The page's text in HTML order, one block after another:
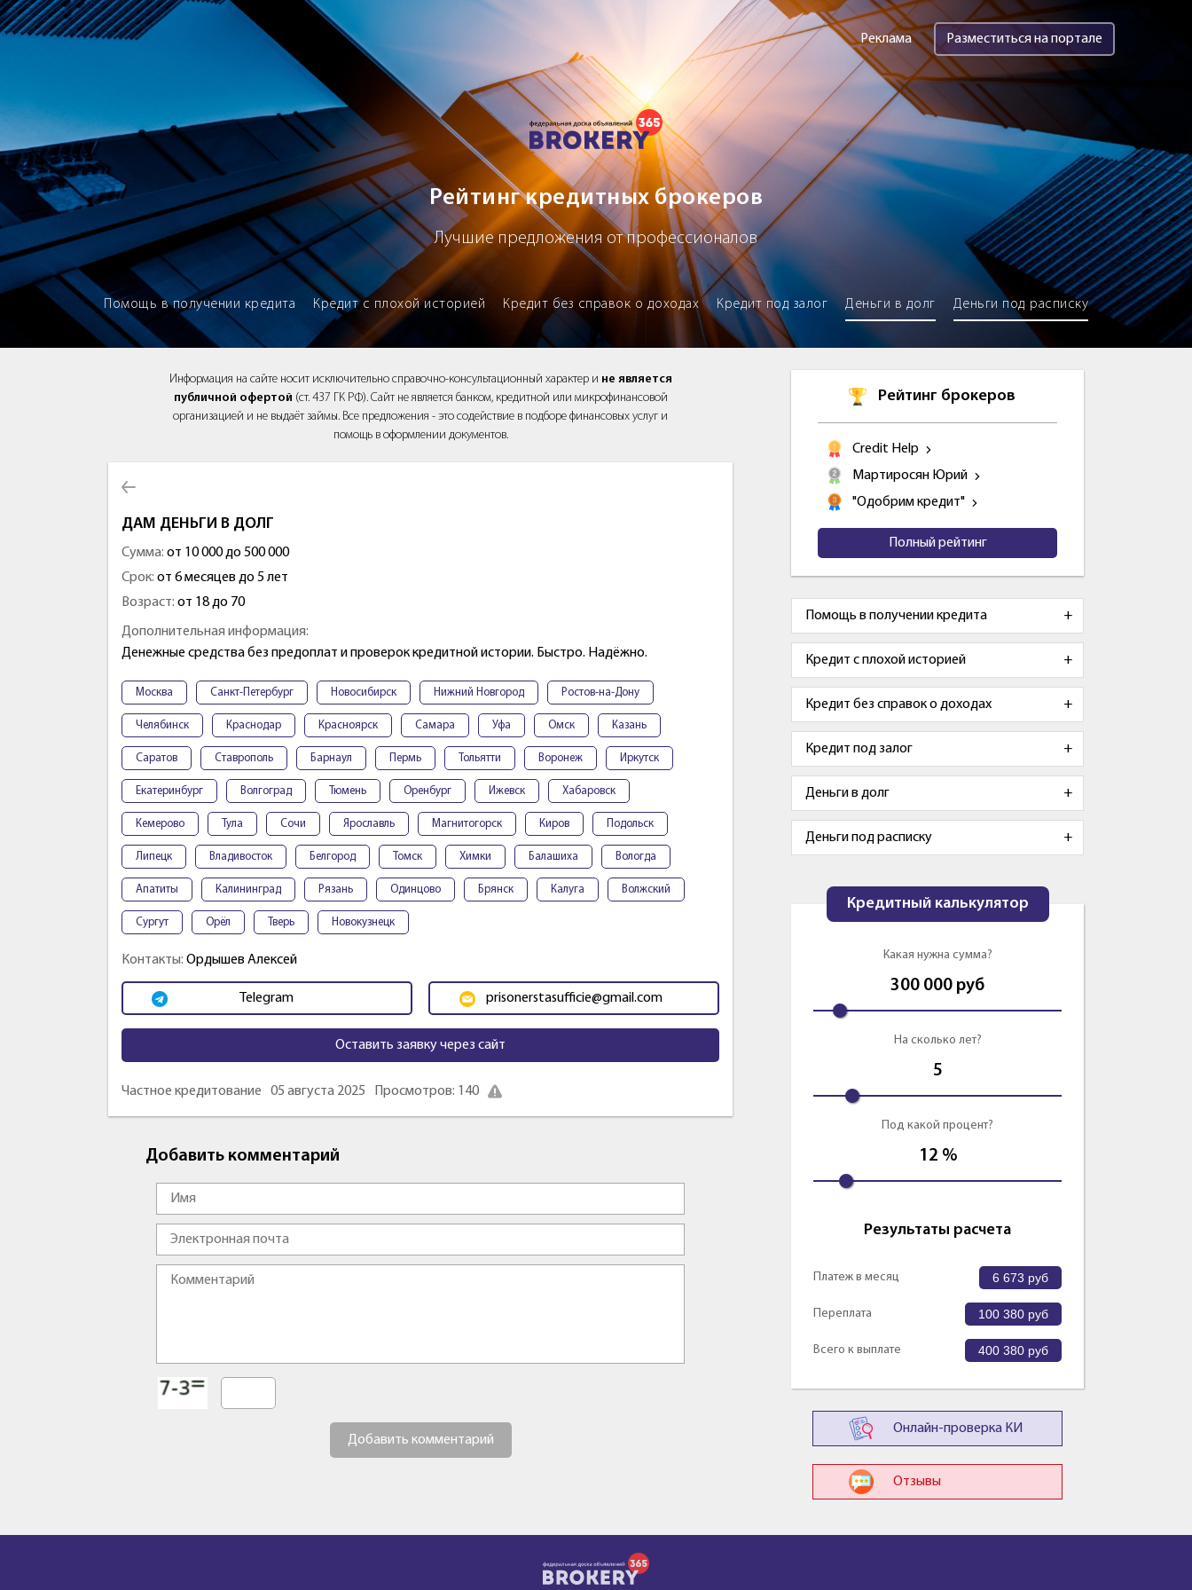
Brokery365 - Рейтинг кредитных брокеров
Реклама Разместиться на портале
Рейтинг кредитных брокеров
Лучшие предложения от профессионалов
Помощь в получении кредита Кредит с плохой историей Кредит без справок о доходах Кредит под залог Деньги в долг Деньги под расписку
Информация на сайте носит исключительно справочно-консультационный характер и не является
публичной офертой (ст. 437 ГК РФ). Сайт не является банком, кредитной или микрофинансовой
организацией и не выдаёт займы. Все предложения - это содействие в подборе финансовых услуг и
помощь в оформлении документов.
ДАМ ДЕНЬГИ В ДОЛГ
Сумма: от 10 000 до 500 000
Срок: от 6 месяцев до 5 лет
Возраст: от 18 до 70
Дополнительная информация:
Денежные средства без предоплат и проверок кредитной истории. Быстро. Надёжно.
Москва Санкт-Петербург Новосибирск Нижний Новгород Ростов-на-Дону
Челябинск Краснодар Красноярск Самара Уфа Омск Казань
Саратов Ставрополь Барнаул Пермь Тольятти Воронеж Иркутск
Екатеринбург Волгоград Тюмень Оренбург Ижевск Хабаровск
Кемерово Тула Сочи Ярославль Магнитогорск Киров Подольск
Липецк Владивосток Белгород Томск Химки Балашиха Вологда
Апатиты Калининград Рязань Одинцово Брянск Калуга Волжский
Сургут Орёл Тверь Новокузнецк
Контакты: Ордышев Алексей
Telegram prisonerstasufficie@gmail.com
Оставить заявку через сайт
Частное кредитование 05 августа 2025 Просмотров: 140
Добавить комментарий
Добавить комментарий
Рейтинг брокеров
Credit Help
Мартиросян Юрий
"Одобрим кредит"
Полный рейтинг
Помощь в получении кредита
Кредит с плохой историей
Кредит без справок о доходах
Кредит под залог
Деньги в долг
Деньги под расписку
Кредитный калькулятор
Какая нужна сумма?
300 000 руб
На сколько лет?
5
Под какой процент?
12 %
Результаты расчета
Платеж в месяц 6 673 руб
Переплата 100 380 руб
Всего к выплате 400 380 руб
Онлайн-проверка КИ
Отзывы